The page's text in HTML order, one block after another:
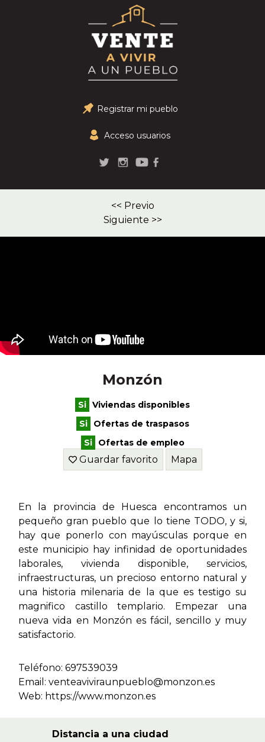
Registrar mi pueblo
Acceso usuarios
<< Previo
Siguiente >>
Monzón
Viviendas disponibles
Ofertas de traspasos
Ofertas de empleo
Guardar favorito Mapa
En la provincia de Huesca encontramos un
pequeño gran pueblo que lo tiene TODO, y si,
hay que ponerlo con mayúsculas porque en
este municipio hay infinidad de oportunidades
laborales, vivienda disponible, servicios,
infraestructuras, un precioso entorno natural y
una historia milenaria de la que es testigo su
magnifico castillo templario. Empezar una
nueva vida en Monzón es fácil, sencillo y muy
satisfactorio.
Teléfono: 697539039
Email: venteaviviraunpueblo@monzon.es
Web: https://www.monzon.es
Distancia a una ciudad